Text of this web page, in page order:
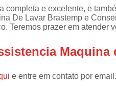
completa e excelente, e
De Lavar Brastemp e
Teremos prazer em atender
Maquina
e entre em contato por email.